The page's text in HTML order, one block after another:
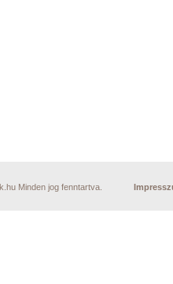
Minden jog fenntartva.